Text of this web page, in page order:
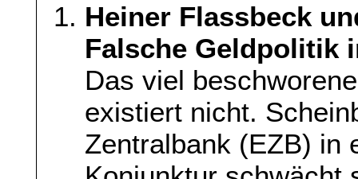
Heiner Flassbeck
Falsche Geldpolitik
Das viel
existiert nicht.
Zentralbank (EZB) in